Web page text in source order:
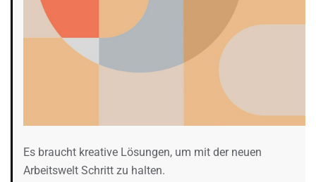
Es braucht kreative Lösungen, um mit der neuen
Arbeitswelt Schritt zu halten.